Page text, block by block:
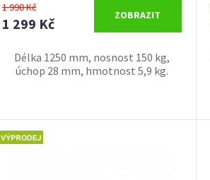
1 990 Kč
1 299 Kč
ZOBRAZIT
Délka 1250 mm, nosnost 150 kg,
úchop 28 mm, hmotnost 5,9 kg.